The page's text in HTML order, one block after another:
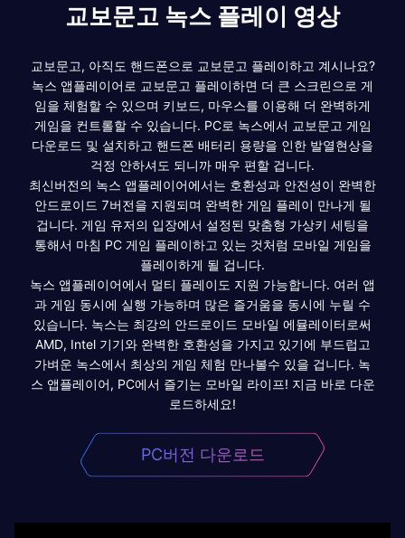
교보문고 녹스 플레이 영상
교보문고, 아직도 핸드폰으로 교보문고 플레이하고 계시나요?
녹스 앱플레이어로 교보문고 플레이하면 더 큰 스크린으로 게
임을 체험할 수 있으며 키보드, 마우스를 이용해 더 완벽하게
게임을 컨트롤할 수 있습니다. PC로 녹스에서 교보문고 게임
다운로드 및 설치하고 핸드폰 배터리 용량을 인한 발열현상을
걱정 안하셔도 되니까 매우 편할 겁니다.
최신버전의 녹스 앱플레이어에서는 호환성과 안전성이 완벽한
안드로이드 7버전을 지원되며 완벽한 게임 플레이 만나게 될
겁니다. 게임 유저의 입장에서 설정된 맞춤형 가상키 세팅을
통해서 마침 PC 게임 플레이하고 있는 것처럼 모바일 게임을
플레이하게 될 겁니다.
녹스 앱플레이어에서 멀티 플레이도 지원 가능합니다. 여러 앱
과 게임 동시에 실행 가능하며 많은 즐거움을 동시에 누릴 수
있습니다. 녹스는 최강의 안드로이드 모바일 에뮬레이터로써
AMD, Intel 기기와 완벽한 호환성을 가지고 있기에 부드럽고
가벼운 녹스에서 최상의 게임 체험 만나볼수 있을 겁니다. 녹
스 앱플레이어, PC에서 즐기는 모바일 라이프! 지금 바로 다운
로드하세요!
PC버전 다운로드